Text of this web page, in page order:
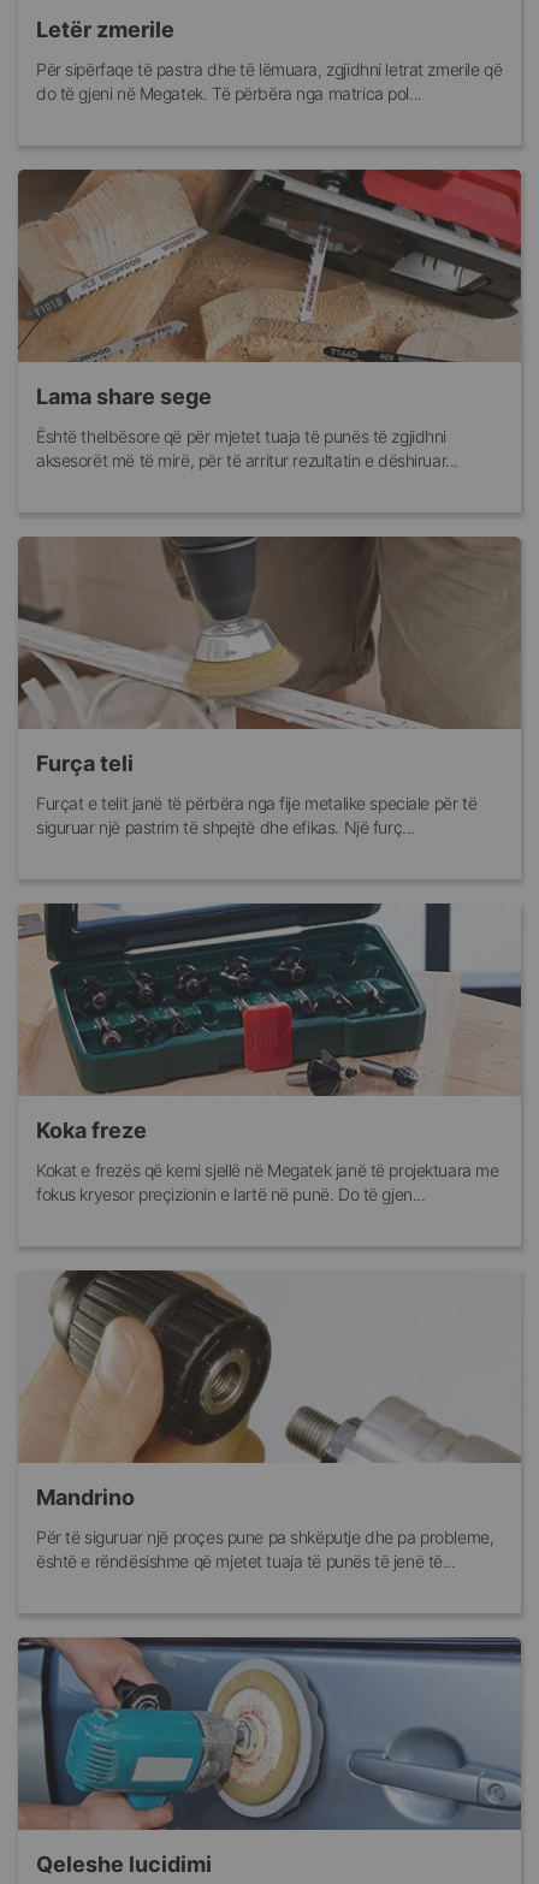
Letër zmerile
Për sipërfaqe të pastra dhe të lëmuara, zgjidhni letrat zmerile që
do të gjeni në Megatek. Të përbëra nga matrica pol...
Lama share sege
Është thelbësore që për mjetet tuaja të punës të zgjidhni
aksesorët më të mirë, për të arritur rezultatin e dëshiruar...
Furça teli
Furçat e telit janë të përbëra nga fije metalike speciale për të
siguruar një pastrim të shpejtë dhe efikas. Një furç...
Koka freze
Kokat e frezës që kemi sjellë në Megatek janë të projektuara me
fokus kryesor preçizionin e lartë në punë. Do të gjen...
Mandrino
Për të siguruar një proçes pune pa shkëputje dhe pa probleme,
është e rëndësishme që mjetet tuaja të punës të jenë të...
Qeleshe lucidimi